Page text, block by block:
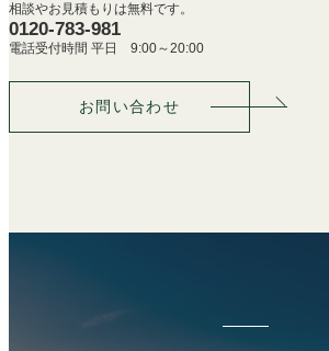
相談やお見積もりは無料です。
0120-783-981
電話受付時間 平日 9:00～20:00
お問い合わせ